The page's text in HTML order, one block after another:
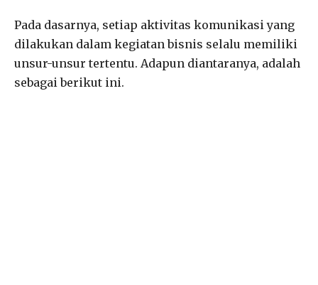
Pada dasarnya, setiap aktivitas komunikasi yang
dilakukan dalam kegiatan bisnis selalu memiliki
unsur-unsur tertentu. Adapun diantaranya, adalah
sebagai berikut ini.